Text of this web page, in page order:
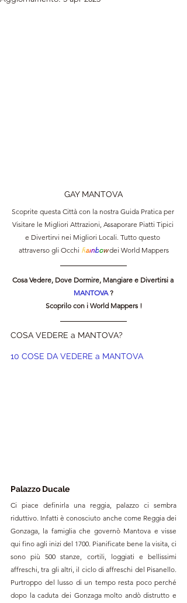
GAY MANTOVA
Scoprite questa Città con la nostra Guida Pratica per
Visitare le Migliori Attrazioni, Assaporare Piatti Tipici
e Divertirvi nei Migliori Locali. Tutto questo
attraverso gli Occhi Rainbow dei World Mappers
Cosa Vedere, Dove Dormire, Mangiare e Divertirsi a
MANTOVA ?
Scoprilo con i World Mappers !
COSA VEDERE a MANTOVA?
10 COSE DA VEDERE a MANTOVA
Palazzo Ducale
Ci piace definirla una reggia, palazzo ci sembra
riduttivo. Infatti è conosciuto anche come Reggia dei
Gonzaga, la famiglia che governò Mantova e visse
qui fino agli inizi del 1700. Pianificate bene la visita, ci
sono più 500 stanze, cortili, loggiati e bellissimi
affreschi, tra gli altri, il ciclo di affreschi del Pisanello.
Purtroppo del lusso di un tempo resta poco perché
dopo la caduta dei Gonzaga molto andò distrutto e